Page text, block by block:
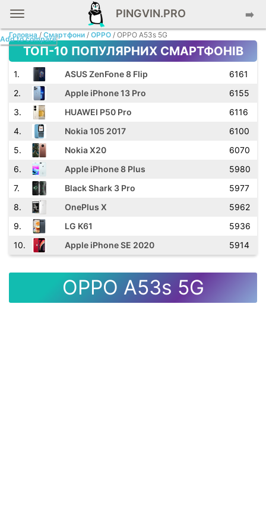
PINGVIN.PRO ➡️
Головна / Смартфони / OPPO / OPPO A53s 5G
ТОП-10 ПОПУЛЯРНИХ СМАРТФОНІВ
. ASUS ZenFone 8 Flip
6161
.
Apple iPhone 13 Pro
6155
.
HUAWEI P50 Pro
6116
.
Nokia 105 2017
6100
.
Nokia X20
6070
.
Apple iPhone 8 Plus
5980
.
Black Shark 3 Pro
5977
.
OnePlus X
5962
.
LG K61
5936
.
Apple iPhone SE 2020 5914
OPPO A53s 5G
Add to compare